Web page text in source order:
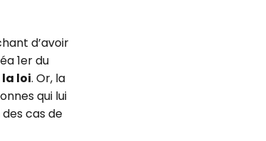
d’avoir
1er du
la loi. Or, la
qui lui
des cas de